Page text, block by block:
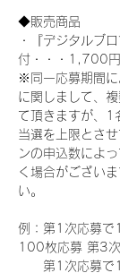
◆販売商品
・『デジタルブ
付・・・1,700
※同一応募期間に
に関しまして、
て頂きますが、1
当選を上限とさ
ンの申込数によ
く場合がござい
い。
例：第1次応募
100枚応募 第3
第1次応募で